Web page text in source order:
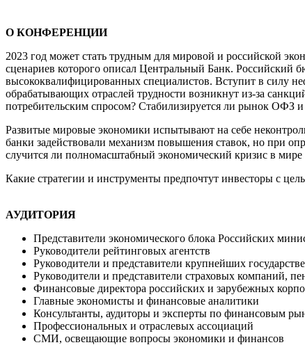
О КОНФЕРЕНЦИИ
2023 год может стать трудным для мировой и российской
сценариев которого описал Центральный Банк. Российский
высококвалифицированных специалистов. Вступит в силу
обрабатывающих отраслей трудности возникнут из-за
потребительским спросом? Стабилизируется ли рынок ОФЗ
Развитые мировые экономики испытывают на себе
банки задействовали механизм повышения ставок, но при
случится ли полномасштабный экономический кризис в мире
Какие стратегии и инструменты предпочтут инвесторы с
АУДИТОРИЯ
Представители экономического блока Российских
Руководители рейтинговых агентств
Руководители и представители крупнейших
Руководители и представители страховых компаний,
Финансовые директора российских и зарубежных
Главные экономисты и финансовые аналитики
Консультанты, аудиторы и эксперты по финансовым
Профессиональных и отраслевых ассоциаций
СМИ, освещающие вопросы экономики и финансов